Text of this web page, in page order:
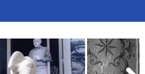
SUBSCRIBE
EDUCATIONAL LICENSES